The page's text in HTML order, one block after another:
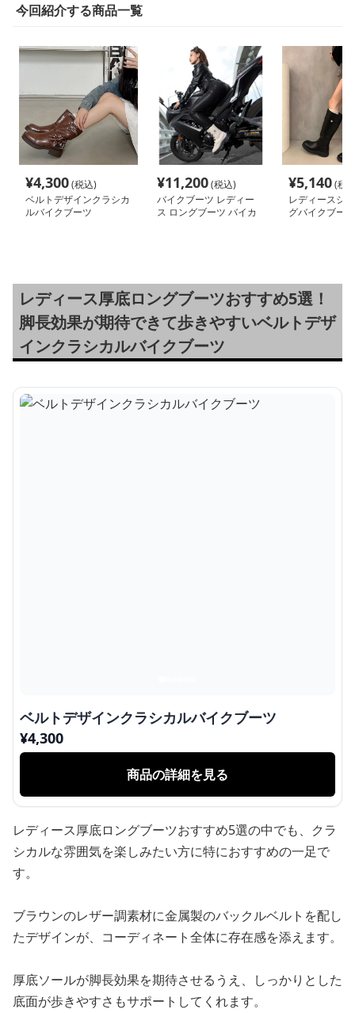
今回紹介する商品一覧
¥4,300(税込)
ベルトデザインクラシカ
ルバイクブーツ
¥11,200(税込)
バイクブーツ レディー
ス ロングブーツ バイカ
¥5,140(税
レディースシ
グバイクブーツ
レディース厚底ロングブーツおすすめ5選！
脚長効果が期待できて歩きやすいベルトデザ
インクラシカルバイクブーツ
ベルトデザインクラシカルバイクブーツ
¥4,300
商品の詳細を見る
レディース厚底ロングブーツおすすめ5選の中でも、クラ
シカルな雰囲気を楽しみたい方に特におすすめの一足で
す。
ブラウンのレザー調素材に金属製のバックルベルトを配し
たデザインが、コーディネート全体に存在感を添えます。
厚底ソールが脚長効果を期待させるうえ、しっかりとした
底面が歩きやすさもサポートしてくれます。